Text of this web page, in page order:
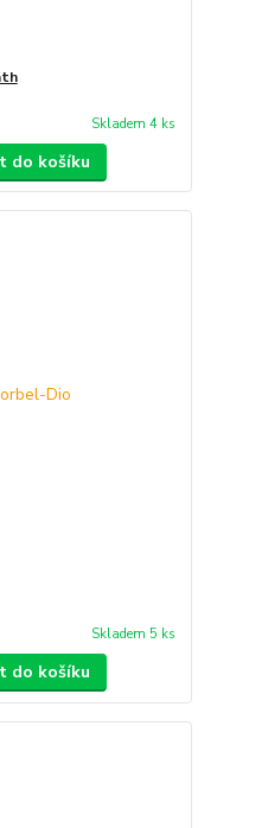
Skladem 4 ks
do košíku
Skladem 5 ks
do košíku